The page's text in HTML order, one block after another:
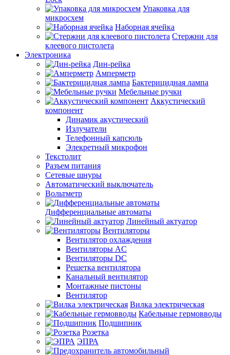
Упаковка для
микросхем
Наборная ячейка
Стержни для
клеевого пистолета
Электроника
Дин-рейка
Амперметр
Бактерицидная лампа
Мебельные ручки
Аккустический
компонент
Динамик акустический
Излучатели
Телефонный капсюль
Элекретный микрофон
Текстолит
Разъем питания
Сетевые шнуры
Автоматический выключатель
Вольтметр
Дифференциальные автоматы
Линейный актуатор
Вентиляторы
Вентилятор охлаждения
Вентиляторы AC
Вентиляторы DC
Решетка вентилятора
Канальный вентилятор
Монтажные пистоны
Вентилятор
Вилка электрическая
Кабельные гермовводы
Подшипник
Розетка
ЭПРА